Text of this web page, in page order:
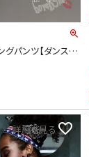
パンツ【ダンス衣
詳細を見る